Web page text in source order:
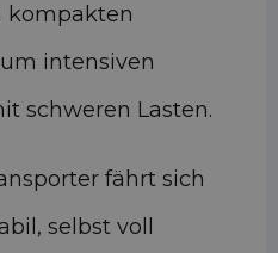
kompakten
intensiven
schweren Lasten.
fährt sich
selbst voll